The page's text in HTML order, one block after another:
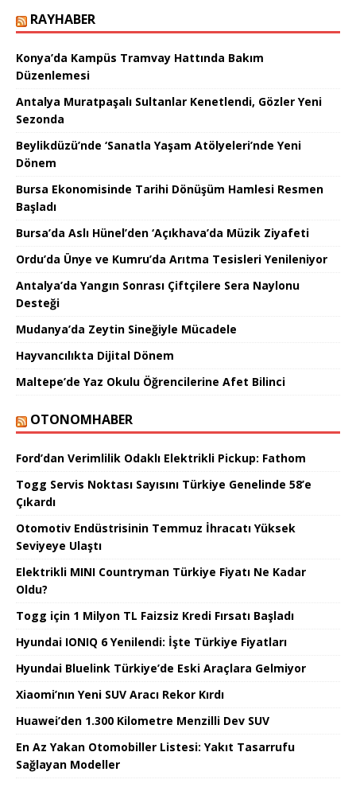
RAYHABER
Konya’da Kampüs Tramvay Hattında Bakım
Düzenlemesi
Antalya Muratpaşalı Sultanlar Kenetlendi, Gözler Yeni
Sezonda
Beylikdüzü’nde ‘Sanatla Yaşam Atölyeleri’nde Yeni
Dönem
Bursa Ekonomisinde Tarihi Dönüşüm Hamlesi Resmen
Başladı
Bursa’da Aslı Hünel’den ‘Açıkhava’da Müzik Ziyafeti
Ordu’da Ünye ve Kumru’da Arıtma Tesisleri Yenileniyor
Antalya’da Yangın Sonrası Çiftçilere Sera Naylonu
Desteği
Mudanya’da Zeytin Sineğiyle Mücadele
Hayvancılıkta Dijital Dönem
Maltepe’de Yaz Okulu Öğrencilerine Afet Bilinci
OTONOMHABER
Ford’dan Verimlilik Odaklı Elektrikli Pickup: Fathom
Togg Servis Noktası Sayısını Türkiye Genelinde 58’e
Çıkardı
Otomotiv Endüstrisinin Temmuz İhracatı Yüksek
Seviyeye Ulaştı
Elektrikli MINI Countryman Türkiye Fiyatı Ne Kadar
Oldu?
Togg için 1 Milyon TL Faizsiz Kredi Fırsatı Başladı
Hyundai IONIQ 6 Yenilendi: İşte Türkiye Fiyatları
Hyundai Bluelink Türkiye’de Eski Araçlara Gelmiyor
Xiaomi’nın Yeni SUV Aracı Rekor Kırdı
Huawei’den 1.300 Kilometre Menzilli Dev SUV
En Az Yakan Otomobiller Listesi: Yakıt Tasarrufu
Sağlayan Modeller